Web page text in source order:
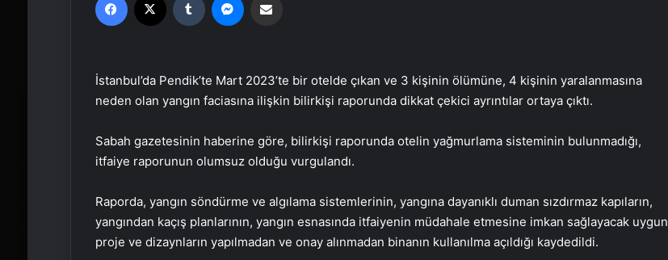
İstanbul’da Pendik’te Mart 2023’te bir otelde çıkan ve 3 kişinin ölümüne, 4 kişinin yaralanmasına
neden olan yangın faciasına ilişkin bilirkişi raporunda dikkat çekici ayrıntılar ortaya çıktı.
Sabah gazetesinin haberine göre, bilirkişi raporunda otelin yağmurlama sisteminin bulunmadığı,
itfaiye raporunun olumsuz olduğu vurgulandı.
Raporda, yangın söndürme ve algılama sistemlerinin, yangına dayanıklı duman sızdırmaz kapıların,
yangından kaçış planlarının, yangın esnasında itfaiyenin müdahale etmesine imkan sağlayacak uygun
proje ve dizaynların yapılmadan ve onay alınmadan binanın kullanılma açıldığı kaydedildi.